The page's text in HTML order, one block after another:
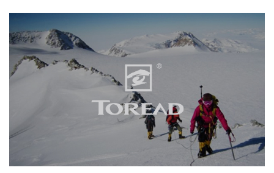
探路者
品牌官网 服装纺织 手机端网站